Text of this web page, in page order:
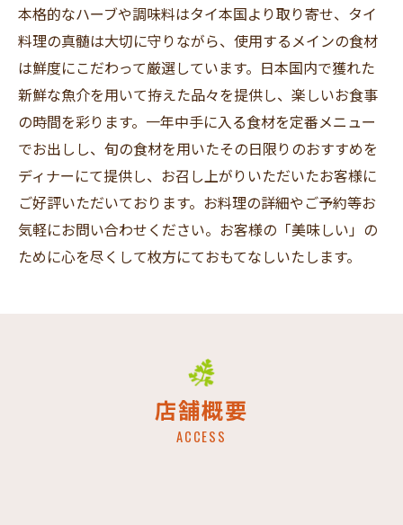
本格的なハーブや調味料はタイ本国より取り寄せ、タイ
料理の真髄は大切に守りながら、使用するメインの食材
は鮮度にこだわって厳選しています。日本国内で獲れた
新鮮な魚介を用いて拵えた品々を提供し、楽しいお食事
の時間を彩ります。一年中手に入る食材を定番メニュー
でお出しし、旬の食材を用いたその日限りのおすすめを
ディナーにて提供し、お召し上がりいただいたお客様に
ご好評いただいております。お料理の詳細やご予約等お
気軽にお問い合わせください。お客様の「美味しい」の
ために心を尽くして枚方にておもてなしいたします。
店舗概要
ACCESS